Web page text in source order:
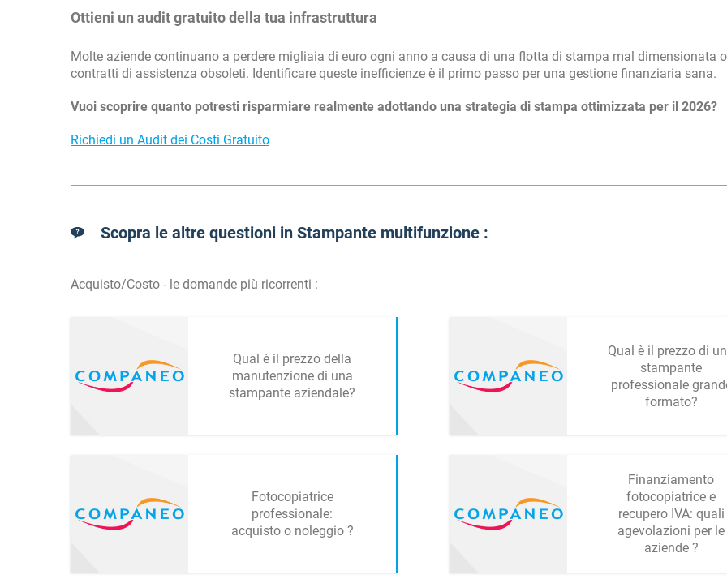
Ottieni un audit gratuito della tua infrastruttura
Molte aziende continuano a perdere migliaia di euro ogni anno a causa di una flotta di stampa mal dimensionata
contratti di assistenza obsoleti. Identificare queste inefficienze è il primo passo per una gestione finanziaria sana.
Vuoi scoprire quanto potresti risparmiare realmente adottando una strategia di stampa ottimizzata per il 2026?
Richiedi un Audit dei Costi Gratuito
Scopra le altre questioni in Stampante multifunzione :
Acquisto/Costo - le domande più ricorrenti :
Qual è il prezzo della
manutenzione di una
stampante aziendale?
Qual è il prezzo di
stampante
professionale
formato?
Fotocopiatrice
professionale:
acquisto o noleggio ?
Finanziamento
fotocopiatrice e
recupero IVA: quali
agevolazioni per le
aziende ?